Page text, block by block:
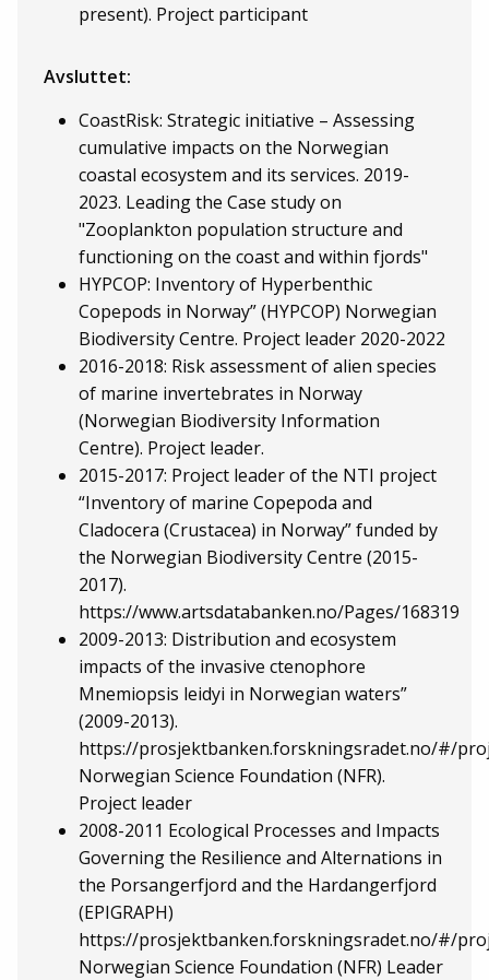
present). Project participant
Avsluttet:
CoastRisk: Strategic initiative – Assessing
cumulative impacts on the Norwegian
coastal ecosystem and its services. 2019-
2023. Leading the Case study on
"Zooplankton population structure and
functioning on the coast and within fjords"
HYPCOP: Inventory of Hyperbenthic
Copepods in Norway” (HYPCOP) Norwegian
Biodiversity Centre. Project leader 2020-2022
2016-2018: Risk assessment of alien species
of marine invertebrates in Norway
(Norwegian Biodiversity Information
Centre). Project leader.
2015-2017: Project leader of the NTI project
“Inventory of marine Copepoda and
Cladocera (Crustacea) in Norway” funded by
the Norwegian Biodiversity Centre (2015-
2017).
https://www.artsdatabanken.no/Pages/168319
2009-2013: Distribution and ecosystem
impacts of the invasive ctenophore
Mnemiopsis leidyi in Norwegian waters”
(2009-2013).
https://prosjektbanken.forskningsradet.no/#/
Norwegian Science Foundation (NFR).
Project leader
2008-2011 Ecological Processes and Impacts
Governing the Resilience and Alternations in
the Porsangerfjord and the Hardangerfjord
(EPIGRAPH)
https://prosjektbanken.forskningsradet.no/#/
Norwegian Science Foundation (NFR) Leader